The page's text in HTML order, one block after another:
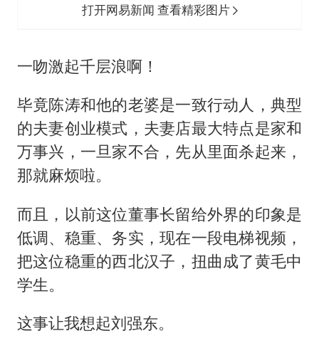
打开网易新闻 查看精彩图片
一吻激起千层浪啊！
毕竟陈涛和他的老婆是一致行动人，典型
的夫妻创业模式，夫妻店最大特点是家和
万事兴，一旦家不合，先从里面杀起来，
那就麻烦啦。
而且，以前这位董事长留给外界的印象是
低调、稳重、务实，现在一段电梯视频，
把这位稳重的西北汉子，扭曲成了黄毛中
学生。
这事让我想起刘强东。